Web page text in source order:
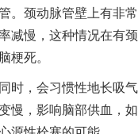
。颈动脉管壁上有非
减慢，这种情况在有
梗死。
时，会习惯性地长吸
慢，影响脑部供血，